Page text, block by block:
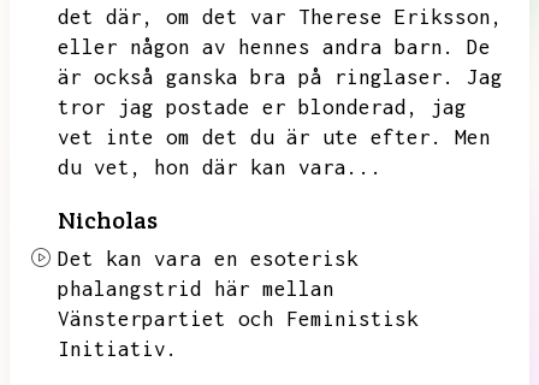
det där,
om det var Therese Eriksson,
eller någon av hennes andra barn.
De
är också ganska bra på ringlaser.
Jag
tror jag postade er blonderad,
jag
vet inte om det du är ute efter.
Men
du vet,
hon där kan vara...
Nicholas
Det kan vara en esoterisk
phalangstrid här mellan
Vänsterpartiet och Feministisk
Initiativ.